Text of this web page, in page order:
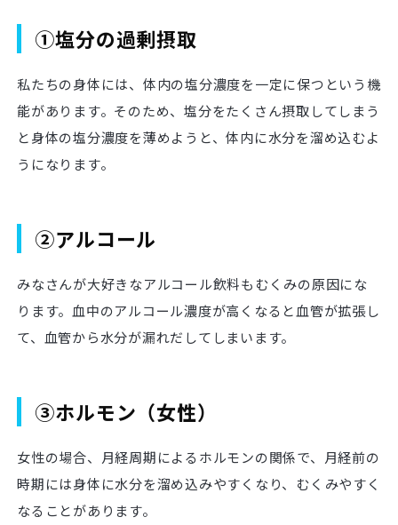
①塩分の過剰摂取
私たちの身体には、体内の塩分濃度を一定に保つという機
能があります。そのため、塩分をたくさん摂取してしまう
と身体の塩分濃度を薄めようと、体内に水分を溜め込むよ
うになります。
②アルコール
みなさんが大好きなアルコール飲料もむくみの原因にな
ります。血中のアルコール濃度が高くなると血管が拡張し
て、血管から水分が漏れだしてしまいます。
③ホルモン（女性）
女性の場合、月経周期によるホルモンの関係で、月経前の
時期には身体に水分を溜め込みやすくなり、むくみやすく
なることがあります。